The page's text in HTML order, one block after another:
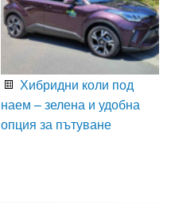
Хибридни коли под
наем – зелена и удобна
опция за пътуване